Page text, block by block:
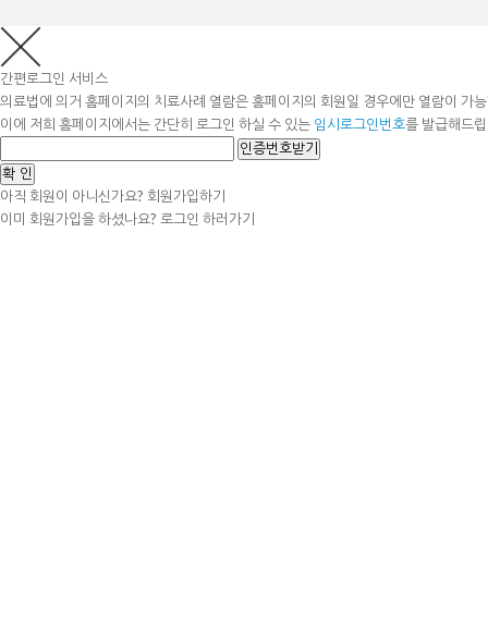
간편로그인 서비스
의료법에 의거 홈페이지의 치료사례 열람은 홈페이지의 회원일 경우에만 열람이 가
이에 저희 홈페이지에서는 간단히 로그인 하실 수 있는 임시로그인번호를 발급해드
인증번호받기
확 인
아직 회원이 아니신가요? 회원가입하기
이미 회원가입을 하셨나요? 로그인 하러가기